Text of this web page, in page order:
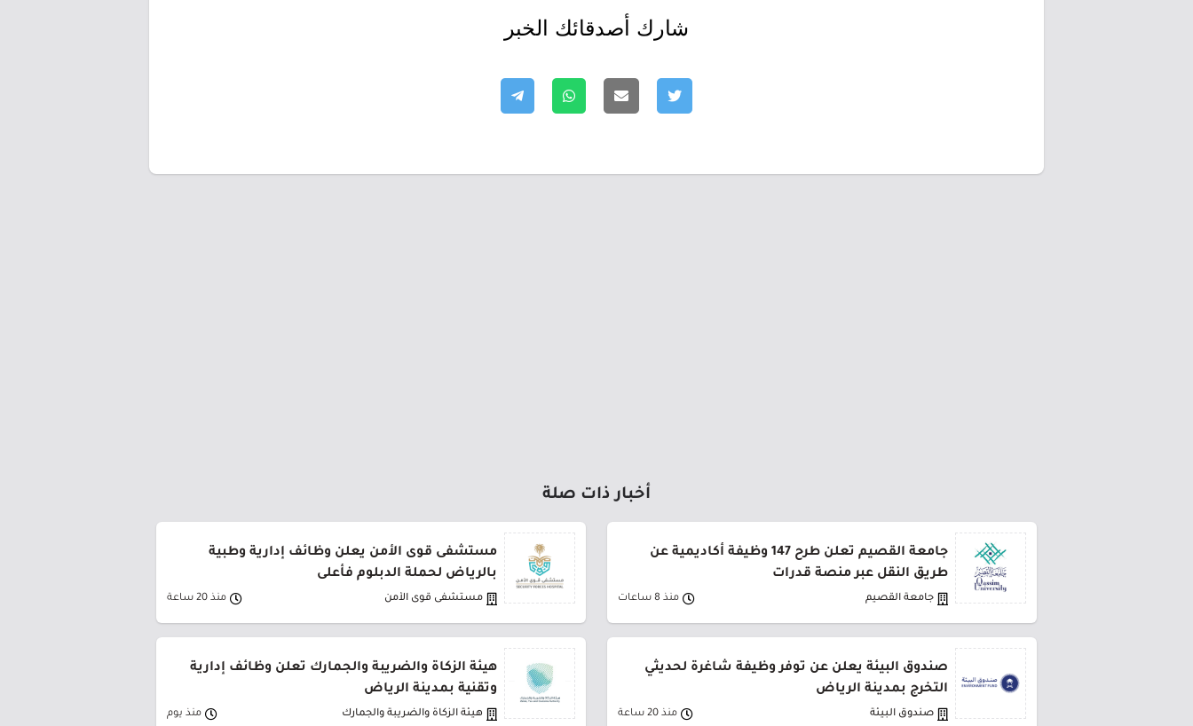
شارك أصدقائك الخبر
أخبار ذات صلة
جامعة القصيم تعلن طرح 147 وظيفة أكاديمية عن
طريق النقل عبر منصة قدرات
جامعة القصيم منذ 8 ساعات
مستشفى قوى الأمن يعلن وظائف إدارية وطبية
بالرياض لحملة الدبلوم فأعلى
مستشفى قوى الأمن منذ 20 ساعة
صندوق البيئة يعلن عن توفر وظيفة شاغرة لحديثي
التخرج بمدينة الرياض
صندوق البيئة منذ 20 ساعة
هيئة الزكاة والضريبة والجمارك تعلن وظائف إدارية
وتقنية بمدينة الرياض
هيئة الزكاة والضريبة والجمارك منذ يوم